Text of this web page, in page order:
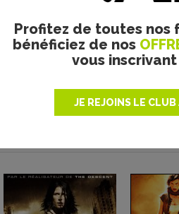
Profitez de toutes
bénéficiez de nos
vous inscrivant
JE REJOINS LE CLUB
Metropolitan